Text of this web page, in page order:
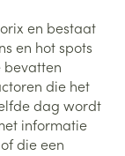
en bestaat
en hot spots
bevatten
die het
dag wordt
informatie
die een